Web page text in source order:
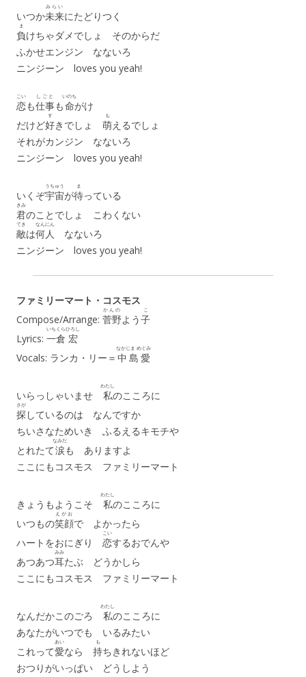
いつか未来
みらい
にたどりつく
負
ま
けちゃダメでしょ そのからだ
ふかせエンジン なないろ
ニンジーン loves you yeah!
恋
こい
も仕事
しごと
も命
いのち
がけ
だけど好
す
きでしょ 萌
も
えるでしょ
それがカンジン なないろ
ニンジーン loves you yeah!
いくぞ宇宙
うちゅう
が待
ま
っている
君
きみ
のことでしょ こわくない
敵
てき
は何人
なんにん
なないろ
ニンジーン loves you yeah!
ファミリーマート・コスモス
Compose/Arrange: 菅野
かんの
よう子
こ
Lyrics: 一倉
いちくら
宏
ひろし
Vocals: ランカ・リー＝ 中島愛
なかじま めぐみ
いらっしゃいませ 私
わたし
のこころに
探
さが
しているのは なんですか
ちいさなためいき ふるえるキモチや
とれたて涙
なみだ
も ありますよ
ここにもコスモス ファミリーマート
きょうもようこそ 私
わたし
のこころに
いつもの笑顔
えがお
で よかったら
ハートをおにぎり 恋
こい
するおでんや
あつあつ耳
みみ
たぶ どうかしら
ここにもコスモス ファミリーマート
なんだかこのごろ 私
わたし
のこころに
あなたがいつでも いるみたい
これって愛
あい
なら 持
も
ちきれないほど
おつりがいっぱい どうしよう